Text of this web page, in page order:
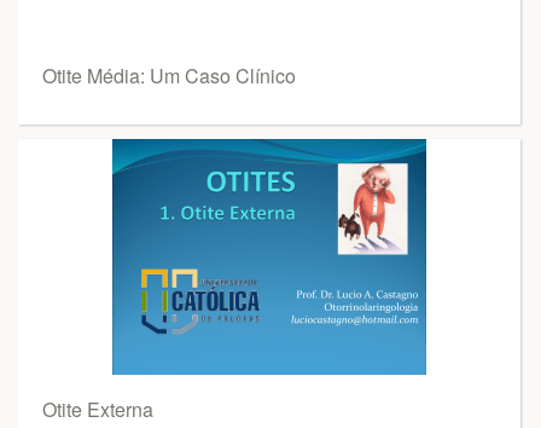
Otite Média: Um Caso Clínico
Otite Externa